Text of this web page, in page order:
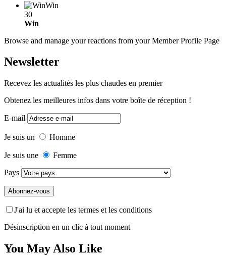
Win
30
Win
Browse and manage your reactions from your Member Profile Page
Newsletter
Recevez les actualités les plus chaudes en premier
Obtenez les meilleures infos dans votre boîte de réception !
E-mail
Je suis un Homme
Je suis une
Femme
Pays
J'ai lu et accepte les termes et les conditions
Désinscription en un clic à tout moment
You May Also Like